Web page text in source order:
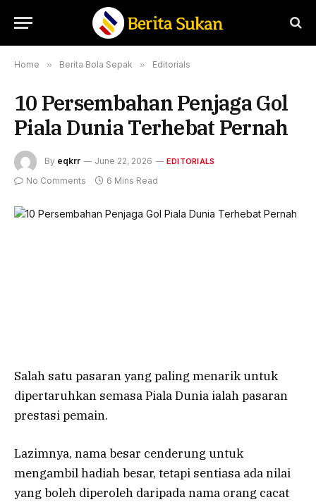
Home » Berita Bola Sepak » Editorials
10 Persembahan Penjaga Gol
Piala Dunia Terhebat Pernah
By eqkrr June 22, 2026 EDITORIALS
No Comments 6 Mins Read
Salah satu pasaran yang paling menarik untuk
dipertaruhkan semasa Piala Dunia ialah pasaran
prestasi pemain.
Lazimnya, nama besar cenderung untuk
mengambil hadiah besar, tetapi sentiasa ada nilai
yang boleh diperoleh daripada nama orang cacat